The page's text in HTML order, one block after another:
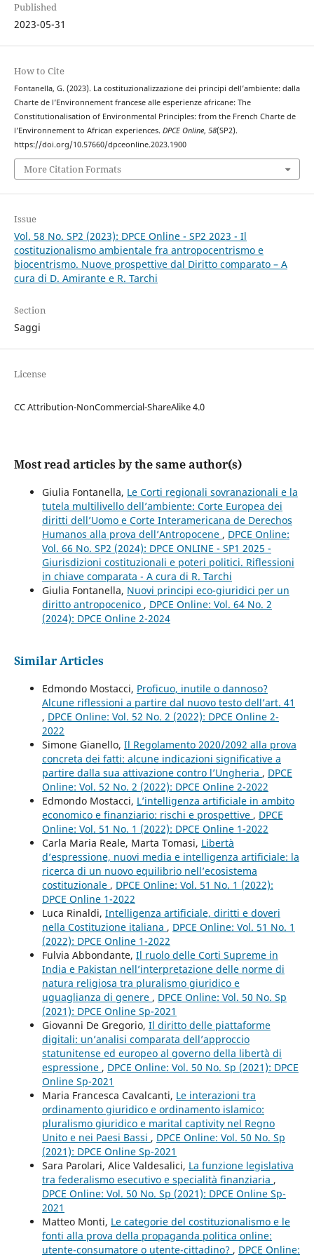
Published
2023-05-31
How to Cite
Fontanella, G. (2023). La costituzionalizzazione dei principi dell’ambiente: dalla
Charte de l’Environnement francese alle esperienze africane: The
Constitutionalisation of Environmental Principles: from the French Charte de
l’Environnement to African experiences. DPCE Online, 58(SP2).
https://doi.org/10.57660/dpceonline.2023.1900
More Citation Formats
Issue
Vol. 58 No. SP2 (2023): DPCE Online - SP2 2023 - Il
costituzionalismo ambientale fra antropocentrismo e
biocentrismo. Nuove prospettive dal Diritto comparato – A
cura di D. Amirante e R. Tarchi
Section
Saggi
License
CC Attribution-NonCommercial-ShareAlike 4.0
Most read articles by the same author(s)
Giulia Fontanella, Le Corti regionali sovranazionali e la
tutela multilivello dell’ambiente: Corte Europea dei
diritti dell’Uomo e Corte Interamericana de Derechos
Humanos alla prova dell’Antropocene , DPCE Online:
Vol. 66 No. SP2 (2024): DPCE ONLINE - SP1 2025 -
Giurisdizioni costituzionali e poteri politici. Riflessioni
in chiave comparata - A cura di R. Tarchi
Giulia Fontanella, Nuovi principi eco-giuridici per un
diritto antropocenico , DPCE Online: Vol. 64 No. 2
(2024): DPCE Online 2-2024
Similar Articles
Edmondo Mostacci, Proficuo, inutile o dannoso?
Alcune riflessioni a partire dal nuovo testo dell’art. 41
, DPCE Online: Vol. 52 No. 2 (2022): DPCE Online 2-
2022
Simone Gianello, Il Regolamento 2020/2092 alla prova
concreta dei fatti: alcune indicazioni significative a
partire dalla sua attivazione contro l’Ungheria , DPCE
Online: Vol. 52 No. 2 (2022): DPCE Online 2-2022
Edmondo Mostacci, L’intelligenza artificiale in ambito
economico e finanziario: rischi e prospettive , DPCE
Online: Vol. 51 No. 1 (2022): DPCE Online 1-2022
Carla Maria Reale, Marta Tomasi, Libertà
d’espressione, nuovi media e intelligenza artificiale: la
ricerca di un nuovo equilibrio nell’ecosistema
costituzionale , DPCE Online: Vol. 51 No. 1 (2022):
DPCE Online 1-2022
Luca Rinaldi, Intelligenza artificiale, diritti e doveri
nella Costituzione italiana , DPCE Online: Vol. 51 No. 1
(2022): DPCE Online 1-2022
Fulvia Abbondante, Il ruolo delle Corti Supreme in
India e Pakistan nell’interpretazione delle norme di
natura religiosa tra pluralismo giuridico e
uguaglianza di genere , DPCE Online: Vol. 50 No. Sp
(2021): DPCE Online Sp-2021
Giovanni De Gregorio, Il diritto delle piattaforme
digitali: un’analisi comparata dell’approccio
statunitense ed europeo al governo della libertà di
espressione , DPCE Online: Vol. 50 No. Sp (2021): DPCE
Online Sp-2021
Maria Francesca Cavalcanti, Le interazioni tra
ordinamento giuridico e ordinamento islamico:
pluralismo giuridico e marital captivity nel Regno
Unito e nei Paesi Bassi , DPCE Online: Vol. 50 No. Sp
(2021): DPCE Online Sp-2021
Sara Parolari, Alice Valdesalici, La funzione legislativa
tra federalismo esecutivo e specialità finanziaria ,
DPCE Online: Vol. 50 No. Sp (2021): DPCE Online Sp-
2021
Matteo Monti, Le categorie del costituzionalismo e le
fonti alla prova della propaganda politica online:
utente-consumatore o utente-cittadino? , DPCE Online: